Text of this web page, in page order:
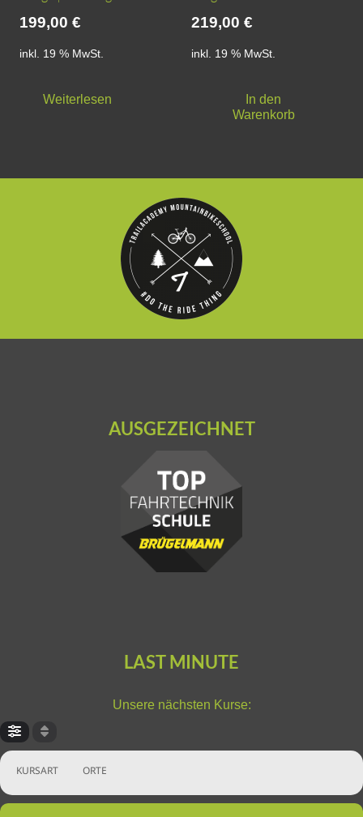
199,00 €
inkl. 19 % MwSt.
Weiterlesen
219,00 €
inkl. 19 % MwSt.
In den
Warenkorb
AUSGEZEICHNET
LAST MINUTE
Unsere nächsten Kurse:
KURSART ORTE